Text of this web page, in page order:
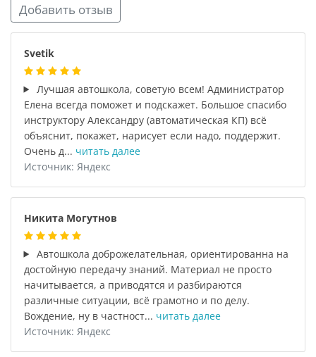
Добавить отзыв
Svetik
Лучшая автошкола, советую всем! Администратор
Елена всегда поможет и подскажет. Большое спасибо
инструктору Александру (автоматическая КП) всё
объяснит, покажет, нарисует если надо, поддержит.
Очень д... читать далее
Источник: Яндекс
Никита Могутнов
Автошкола доброжелательная, ориентированна на
достойную передачу знаний. Материал не просто
начитывается, а приводятся и разбираются
различные ситуации, всё грамотно и по делу.
Вождение, ну в частност... читать далее
Источник: Яндекс